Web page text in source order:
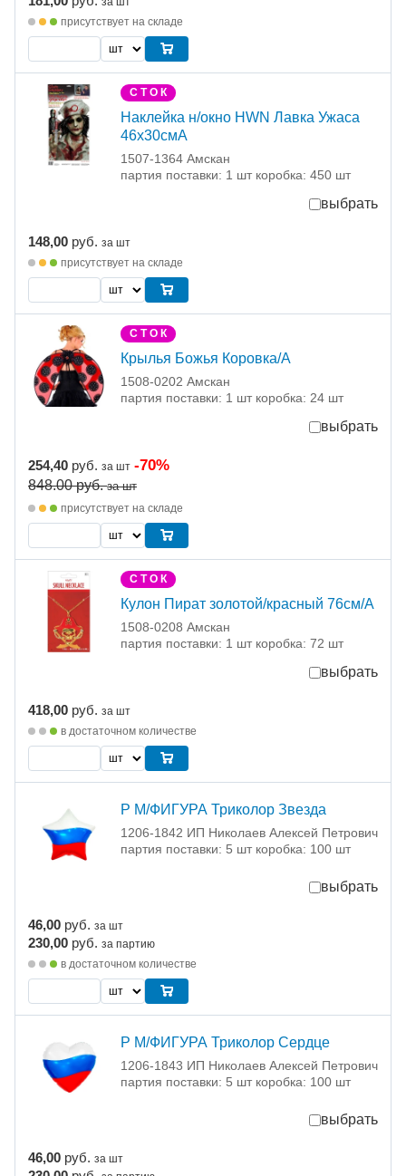
присутствует на складе
С Т О К
Наклейка н/окно HWN Лавка Ужаса
46х30смA
1507-1364 Амскан
партия поставки: 1 шт коробка: 450 шт
выбрать
148,00 руб. за шт
присутствует на складе
С Т О К
Крылья Божья Коровка/A
1508-0202 Амскан
партия поставки: 1 шт коробка: 24 шт
выбрать
254,40 руб. за шт -70%
848.00руб. за шт
присутствует на складе
С Т О К
Кулон Пират золотой/красный 76см/A
1508-0208 Амскан
партия поставки: 1 шт коробка: 72 шт
выбрать
418,00 руб. за шт
в достаточном количестве
Р М/ФИГУРА Триколор Звезда
1206-1842 ИП Николаев Алексей Петрович
партия поставки: 5 шт коробка: 100 шт
выбрать
46,00 руб. за шт
230,00 руб. за партию
в достаточном количестве
Р М/ФИГУРА Триколор Сердце
1206-1843 ИП Николаев Алексей Петрович
партия поставки: 5 шт коробка: 100 шт
выбрать
46,00 руб. за шт